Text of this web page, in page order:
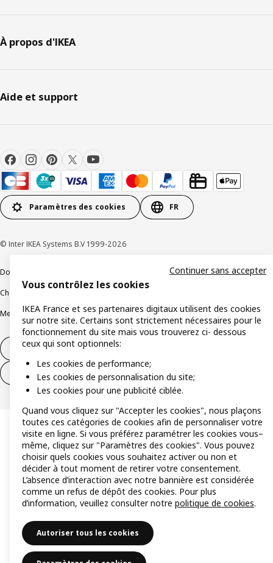
À propos d'IKEA
Aide et support
Paramètres des cookies FR
© Inter IKEA Systems B.V 1999-2026
Documents juridiques et informations légales
Charte de protection des données
Mentions légalesAlertes fraude Rappel produitAccessibilité : non conforme
Formulaire de rétractation – produits
Formulaire de rétractation – services
Vous contrôlez les cookies
IKEA France et ses partenaires digitaux utilisent des cookies
sur notre site. Certains sont strictement nécessaires pour le
fonctionnement du site mais vous trouverez ci- dessous
ceux qui sont optionnels:
Les cookies de performance;
Les cookies de personnalisation du site;
Les cookies pour une publicité ciblée.
Quand vous cliquez sur "Accepter les cookies", nous plaçons
toutes ces catégories de cookies afin de personnaliser votre
visite en ligne. Si vous préférez paramétrer les cookies vous–
même, cliquez sur "Paramètres des cookies". Vous pouvez
choisir quels cookies vous souhaitez activer ou non et
décider à tout moment de retirer votre consentement.
L’absence d’interaction avec notre bannière est considérée
comme un refus de dépôt des cookies. Pour plus
d’information, veuillez consulter notre politique de cookies.
Autoriser tous les cookies
Continuer sans accepter